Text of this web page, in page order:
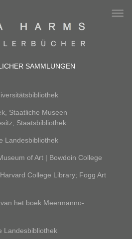
SAMMLUNGEN
Staatliche Museen
Staatsbibliothek
Landesbibliothek
of Art | Bowdoin College
Harvard College Library; Fogg Art
het boek Meermanno-
Landesbibliothek